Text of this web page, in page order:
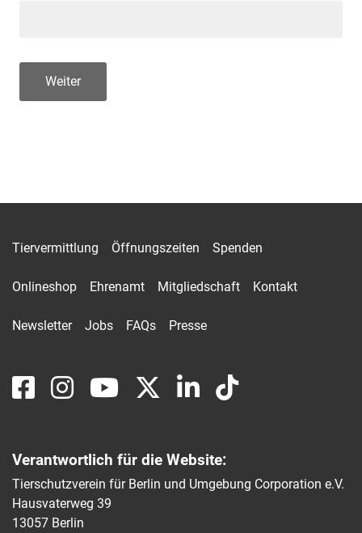
Weiter
Tiervermittlung Öffnungszeiten Spenden
Onlineshop Ehrenamt Mitgliedschaft Kontakt
Newsletter Jobs FAQs Presse
Verantwortlich für die Website:
Tierschutzverein für Berlin und Umgebung Corporation e.V.
Hausvaterweg 39
13057 Berlin